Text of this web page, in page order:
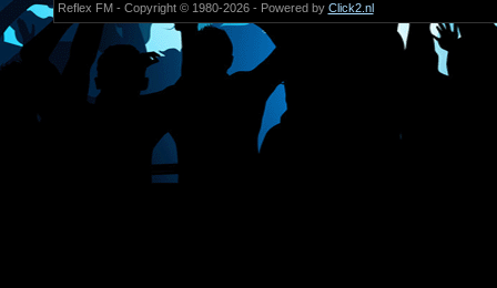
Reflex FM - Copyright © 1980-2026 - Powered by Click2.nl